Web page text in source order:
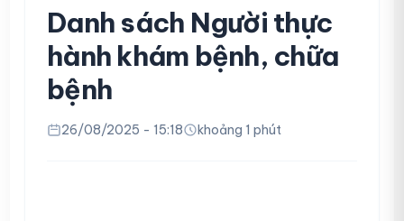
Danh sách Người thực
hành khám bệnh, chữa
bệnh
26/08/2025 - 15:18 khoảng 1 phút